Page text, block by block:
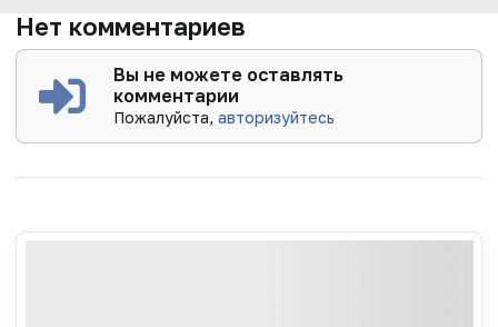
Нет комментариев
Вы не можете оставлять
комментарии
Пожалуйста,авторизуйтесь